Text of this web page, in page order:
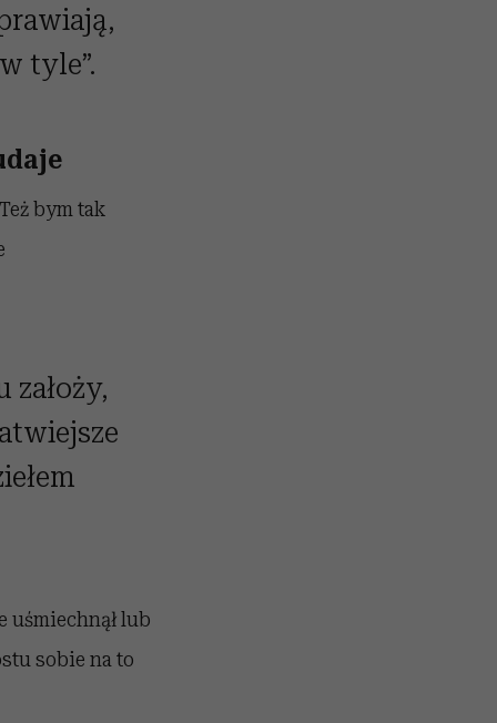
tyle”.
bym tak
założy,
uśmiechnął lub
sobie na to